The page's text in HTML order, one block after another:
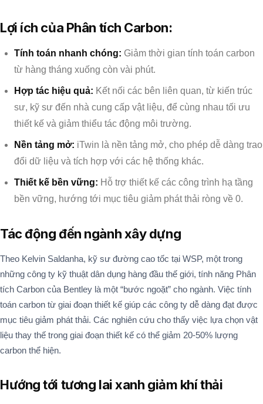
Lợi ích của Phân tích Carbon:
Tính toán nhanh chóng: Giảm thời gian tính toán carbon
từ hàng tháng xuống còn vài phút.
Hợp tác hiệu quả: Kết nối các bên liên quan, từ kiến trúc
sư, kỹ sư đến nhà cung cấp vật liệu, để cùng nhau tối ưu
thiết kế và giảm thiểu tác động môi trường.
Nền tảng mở: iTwin là nền tảng mở, cho phép dễ dàng trao
đổi dữ liệu và tích hợp với các hệ thống khác.
Thiết kế bền vững: Hỗ trợ thiết kế các công trình hạ tầng
bền vững, hướng tới mục tiêu giảm phát thải ròng về 0.
Tác động đến ngành xây dựng
Theo Kelvin Saldanha, kỹ sư đường cao tốc tại WSP, một trong
những công ty kỹ thuật dân dụng hàng đầu thế giới, tính năng Phân
tích Carbon của Bentley là một “bước ngoặt” cho ngành. Việc tính
toán carbon từ giai đoạn thiết kế giúp các công ty dễ dàng đạt được
mục tiêu giảm phát thải. Các nghiên cứu cho thấy việc lựa chọn vật
liệu thay thế trong giai đoạn thiết kế có thể giảm 20-50% lượng
carbon thể hiện.
Hướng tới tương lai xanh giảm khí thải